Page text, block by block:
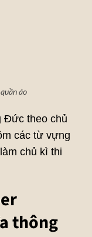
áo
Đức theo chủ
các từ vựng
chủ kì thi
thông